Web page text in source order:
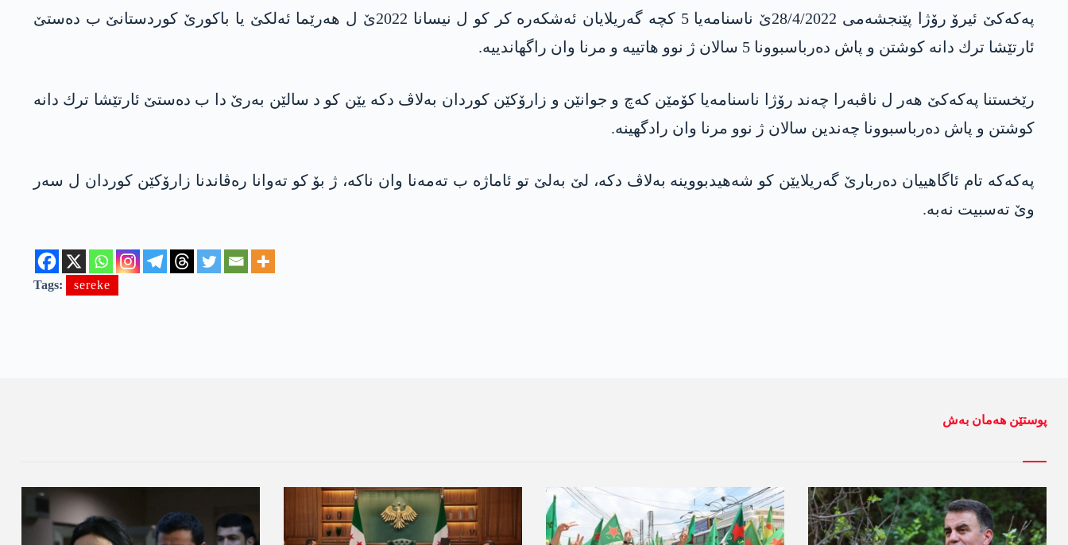
په‌كه‌كێ ئیرۆ رۆژا پێنجشه‌می 28/4/2022ێ ناسنامه‌یا 5 كچه‌ گه‌ریلایان ئه‌شكه‌ره‌ كر كو ل نیسانا 2022ێ ل هه‌رێما ئه‌لكێ یا باكورێ كوردستانێ ب ده‌ستێ
ئارتێشا ترك دانه‌ كوشتن و پاش ده‌رباسبوونا 5 سالان ژ نوو هاتییه‌ و مرنا وان راگهاندییه‌.
رێخستنا په‌كه‌كێ هه‌ر ل ناڤبه‌را چه‌ند رۆژا ناسنامه‌یا كۆمێن كه‌چ و جوانێن و زارۆكێن كوردان به‌لاڤ دكه‌ یێن كو د سالێن به‌رێ دا‌ ب ده‌ستێ ئارتێشا ترك دانه‌
كوشتن و پاش ده‌رباسبوونا چه‌ندین سالان ژ نوو مرنا وان رادگهینه‌‌.
په‌كه‌كه‌ تام ئاگاهییان ده‌ربارێ گه‌ریلایێن كو شه‌هیدبووینه‌ به‌لاڤ دكه‌، لێ به‌لێ تو ئاماژه‌ ب ته‌مه‌نا وان ناكه‌‌، ژ بۆ كو ته‌وانا ره‌ڤاندنا زارۆكێن كوردان ل سه‌ر
وێ ته‌سبیت نه‌به‌‌.
Tags: sereke
پوستێن ھەمان بەش